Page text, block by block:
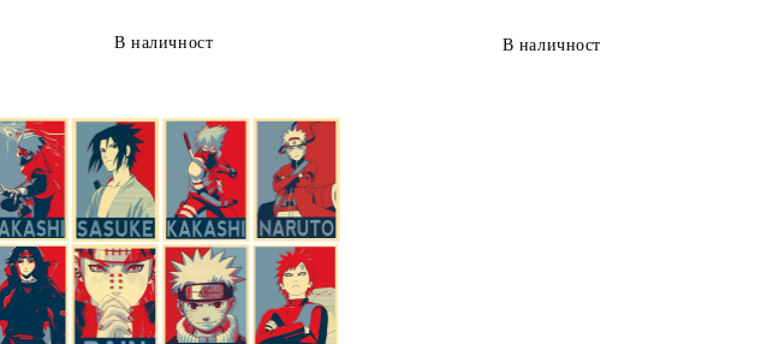
В наличност В наличност